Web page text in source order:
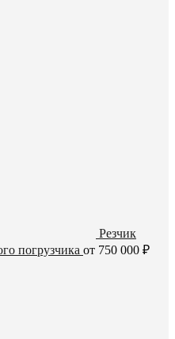
Резчик
погрузчика от 750 000 ₽